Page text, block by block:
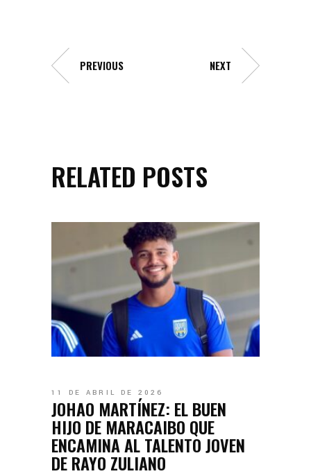
PREVIOUS NEXT
RELATED POSTS
11 DE ABRIL DE 2026
JOHAO MARTÍNEZ: EL BUEN
HIJO DE MARACAIBO QUE
ENCAMINA AL TALENTO JOVEN
DE RAYO ZULIANO